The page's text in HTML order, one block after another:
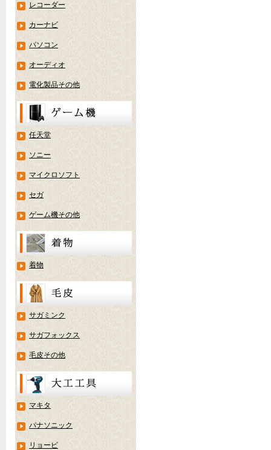
レコーダー
カーナビ
パソコン
オーディオ
電化製品その他
任天堂
ソニー
マイクロソフト
セガ
ゲーム機その他
着物
サガミンク
サガフォックス
毛皮その他
マキタ
パナソニック
リョービ